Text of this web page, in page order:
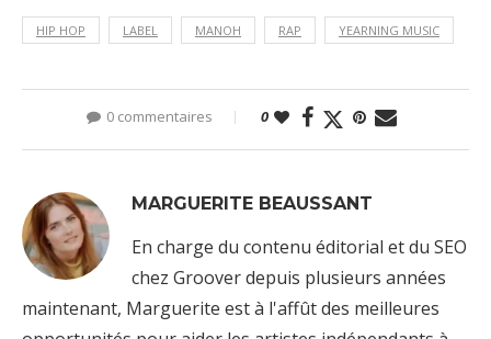
HIP HOP LABEL MANOH RAP YEARNING MUSIC
0 commentaires 0
MARGUERITE BEAUSSANT
En charge du contenu éditorial et du SEO
chez Groover depuis plusieurs années
maintenant, Marguerite est à l'affût des meilleures